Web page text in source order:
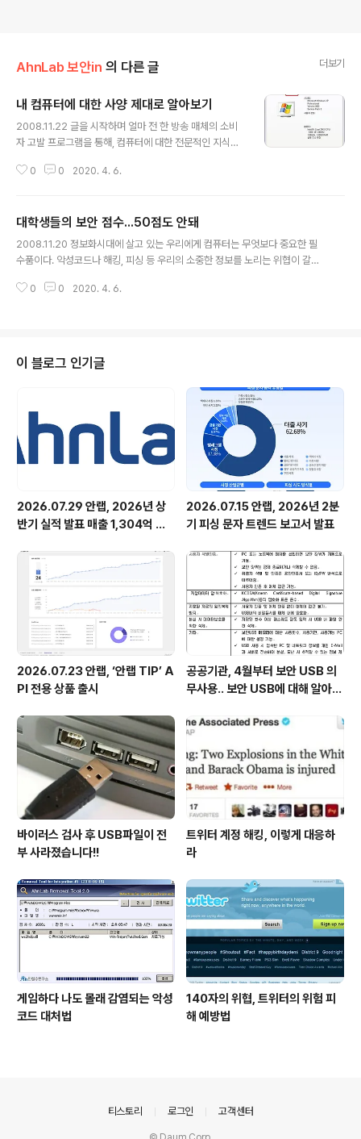
AhnLab 보안in 의 다른 글 더보기
내 컴퓨터에 대한 사양 제대로 알아보기
2008.11.22 글을 시작하며 얼마 전 한 방송 매체의 소비
자 고발 프로그램을 통해, 컴퓨터에 대한 전문적인 지식이
행들이 방송된 적이 있었다. AS 업체를 믿고 맡긴 소비자
니 원래 있었던 것의 절반 가격도 안 되는 값싼 하드디스크
로 교체된 경우, 부품값은 지불하였으나 막상 안을 들여다
보니 교체가 되어있지도 않았다는 경우, 멀쩡했던 부품을
부품 교체가 없었음에도 과다한 수리비가 청구되는 경우
0 0 2020. 4. 6.
대학생들의 보안 점수...50점도 안돼
2008.11.20 정보화시대에 살고 있는 우리에게 컴퓨터는 무엇보다 중요한 필
수품이다. 악성코드나 해킹, 피싱 등 우리의 소중한 정보를 노리는 위협이 갈수
위해 노력하고 있을까? 그 중 우리나라 대학생들의 보안 지수는 어느정도일까?
여부를 비롯해 악성코드나 해킹에 대한 대책, 데이터 백업과 보안 패치 등에 대
한 질문으로 구성했다. 각 질문에 제시된 4개의 답은 보안 지수를 측정할 수 있
0 0 2020. 4. 6.
이 블로그 인기글
2026.07.29 안랩, 2026년 상
반기 실적 발표 매출 1,304억 원,
2026.07.15 안랩, 2026년 2분
기 피싱 문자 트렌드 보고서 발표
2026.07.23 안랩, ‘안랩 TIP’ A
PI 전용 상품 출시
공공기관, 4월부터 보안 USB 의
무사용.. 보안 USB에 대해 알아봅
바이러스 검사 후 USB파일이 전
부 사라졌습니다!!
트위터 계정 해킹, 이렇게 대응하
라
게임하다 나도 몰래 감염되는 악성
코드 대처법
140자의 위협, 트위터의 위험 피
해 예방법
티스토리 로그인 고객센터